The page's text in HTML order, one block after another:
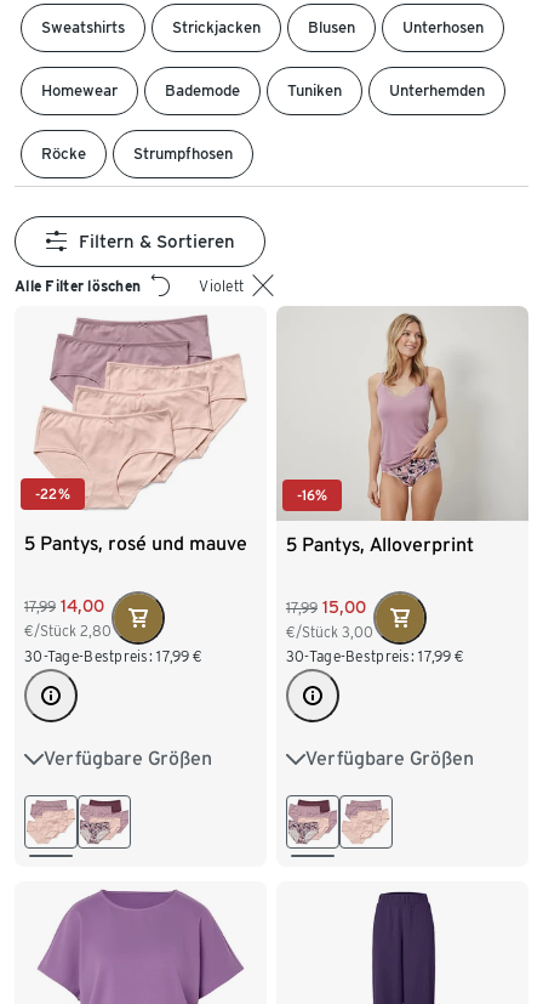
Sweatshirts Strickjacken Blusen Unterhosen
Homewear Bademode Tuniken Unterhemden
Röcke Strumpfhosen
Alle Filter löschen Violett
Filtern & Sortieren
-22%
5 Pantys, rosé und mauve
17,99 14,00
€/Stück 2,80
30-Tage-Bestpreis: 17,99 €
Verfügbare Größen
S 36/38 M 40/42
L 44/46
-16%
5 Pantys, Alloverprint
17,99 15,00
€/Stück 3,00
30-Tage-Bestpreis: 17,99 €
Verfügbare Größen
S 36/38 M 40/42
L 44/46